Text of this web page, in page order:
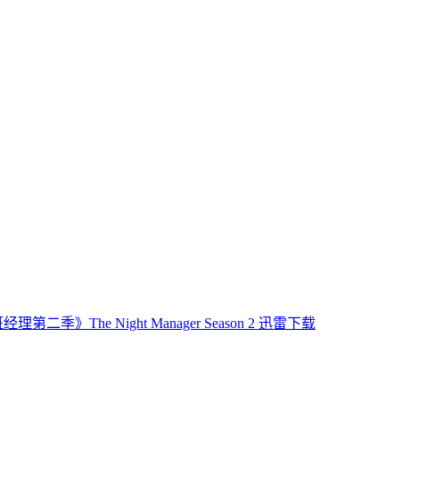
经理第二季》The Night Manager Season 2 迅雷下载